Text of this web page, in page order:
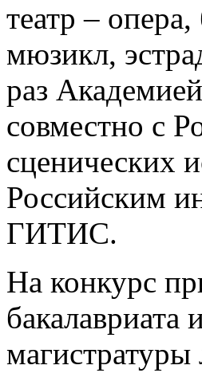
театр –
мюзикл,
раз
совместно с
сценических
Российским
ГИТИС.
На конкурс
бакалавриата